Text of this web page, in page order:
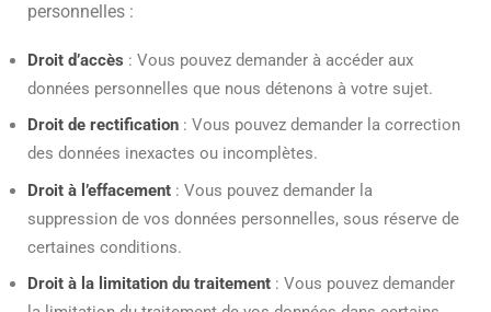
personnelles :
Droit d’accès : Vous pouvez demander à accéder aux
données personnelles que nous détenons à votre sujet.
Droit de rectification : Vous pouvez demander la correction
des données inexactes ou incomplètes.
Droit à l’effacement : Vous pouvez demander la
suppression de vos données personnelles, sous réserve de
certaines conditions.
Droit à la limitation du traitement : Vous pouvez demander